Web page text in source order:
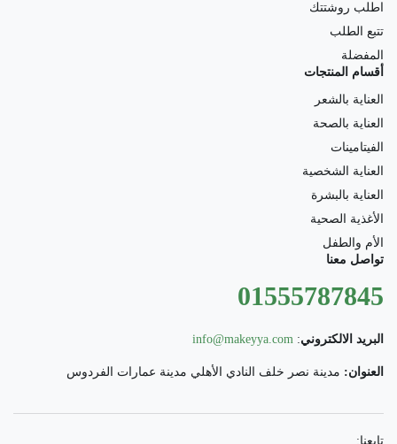
اطلب روشتتك
تتبع الطلب
المفضلة
أقسام المنتجات
العناية بالشعر
العناية بالصحة
الفيتامينات
العناية الشخصية
العناية بالبشرة
الأغذية الصحية
الأم والطفل
تواصل معنا
01555787845
البريد الالكتروني:
info@makeyya.com
العنوان: مدينة نصر خلف النادي الأهلي مدينة عمارات الفردوس
تابعنا: